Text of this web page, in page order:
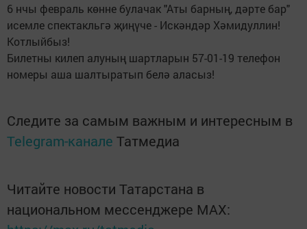
6 нчы февраль көнне булачак "Аты барның, дәрте бар"
исемле спектакльгә җиңүче - Искәндәр Хәмидуллин!
Котлыйбыз!
Билетны килеп алуның шартларын 57-01-19 телефон
номеры аша шалтыратып белә аласыз!
Следите за самым важным и интересным в
Telegram-канале Татмедиа
Читайте новости Татарстана в
национальном мессенджере MАХ: